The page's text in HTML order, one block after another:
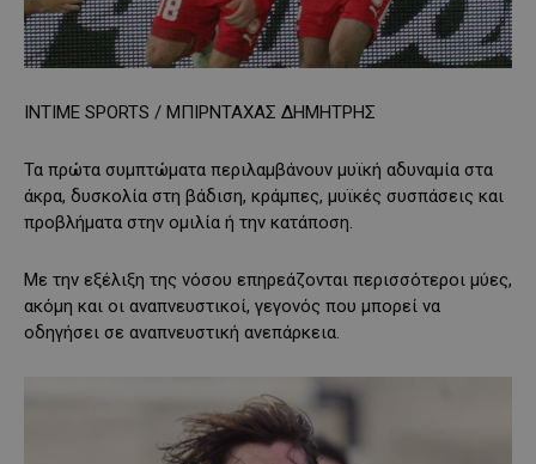
INTIME SPORTS / ΜΠΙΡΝΤΑΧΑΣ ΔΗΜΗΤΡΗΣ
Τα πρώτα συμπτώματα περιλαμβάνουν μυϊκή αδυναμία στα
άκρα, δυσκολία στη βάδιση, κράμπες, μυϊκές συσπάσεις και
προβλήματα στην ομιλία ή την κατάποση.
Με την εξέλιξη της νόσου επηρεάζονται περισσότεροι μύες,
ακόμη και οι αναπνευστικοί, γεγονός που μπορεί να
οδηγήσει σε αναπνευστική ανεπάρκεια.